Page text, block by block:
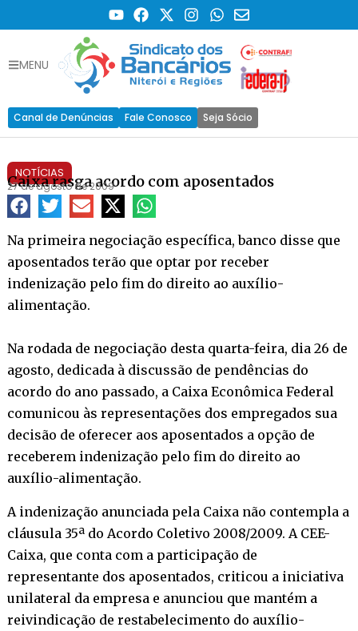
MENU
Canal de Denúncias Fale Conosco Seja Sócio
NOTÍCIAS
Caixa rasga acordo com aposentados
27 de agosto de 2009
Na primeira negociação específica, banco disse que
aposentados terão que optar por receber
indenização pelo fim do direito ao auxílio-
alimentação.
Na rodada de negociação desta quarta-feira, dia 26 de
agosto, dedicada à discussão de pendências do
acordo do ano passado, a Caixa Econômica Federal
comunicou às representações dos empregados sua
decisão de oferecer aos aposentados a opção de
receberem indenização pelo fim do direito ao
auxílio-alimentação.
A indenização anunciada pela Caixa não contempla a
cláusula 35ª do Acordo Coletivo 2008/2009. A CEE-
Caixa, que conta com a participação de
representante dos aposentados, criticou a iniciativa
unilateral da empresa e anunciou que mantém a
reivindicação de restabelecimento do auxílio-